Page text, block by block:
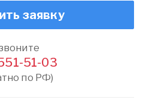
заявку
51-03
по РФ)